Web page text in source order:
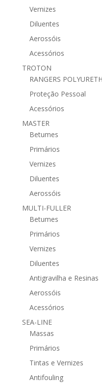
Vernizes
Diluentes
Aerossóis
Acessórios
TROTON
RANGERS
Proteção Pessoal
Acessórios
MASTER
Betumes
Primários
Vernizes
Diluentes
Aerossóis
MULTI-FULLER
Betumes
Primários
Vernizes
Diluentes
Antigravilha e Resinas
Aerossóis
Acessórios
SEA-LINE
Massas
Primários
Tintas e Vernizes
Antifouling